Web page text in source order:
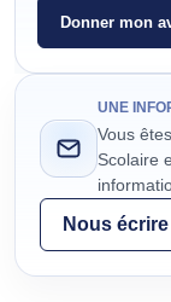
Donner mon
UNE
Vous
Scolaire
Nous écrire